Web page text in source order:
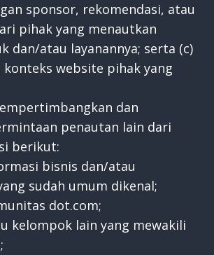
sponsor, rekomendasi, atau
pihak yang menautkan
dan/atau layanannya; serta (c)
konteks website pihak yang
dan
penautan lain dari
berikut:
bisnis dan/atau
sudah umum dikenal;
dot.com;
kelompok lain yang mewakili